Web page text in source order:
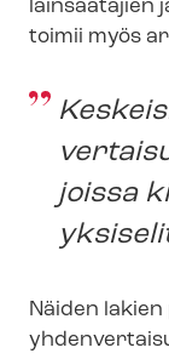
lainsäätäjien
toimii myös
joissa
Näiden